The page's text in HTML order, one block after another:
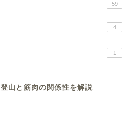
59
4
1
登山と筋肉の関係性を解説